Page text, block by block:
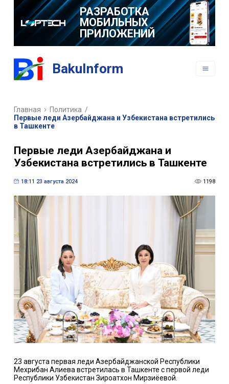
РАЗРАБОТКА
МОБИЛЬНЫХ
ПРИЛОЖЕНИЙ
BakuInform
Главная Политика /
Первые леди Азербайджана и Узбекистана встретились
в Ташкенте
Первые леди Азербайджана и
Узбекистана встретились в Ташкенте
18:11 23 августа 2024 1198
23 августа первая леди Азербайджанской Республики
Мехрибан Алиева встретилась в Ташкенте с первой леди
Республики Узбекистан Зироатхон Мирзиёевой.